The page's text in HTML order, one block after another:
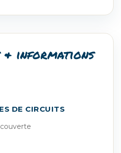
informations
DE CIRCUITS